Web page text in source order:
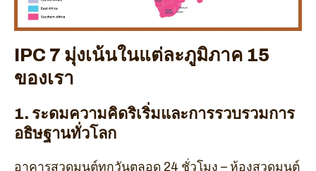
IPC 7 มุ่งเน้นในแต่ละภูมิภาค 15
ของเรา
1. ระดมความคิดริเริ่มและการรวบรวมการ
อธิษฐานทั่วโลก
อาคารสวดมนต์ทุกวันตลอด 24 ชั่วโมง – ห้องสวดมนต์